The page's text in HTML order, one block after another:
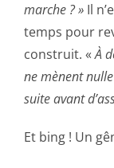
marche ? » Il
temps pour
construit. «À
ne mènent
suite avant
Et bing ! Un